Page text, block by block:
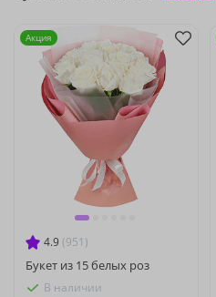
4.9 (951)
Букет из 15 белых роз
В наличии
Акция